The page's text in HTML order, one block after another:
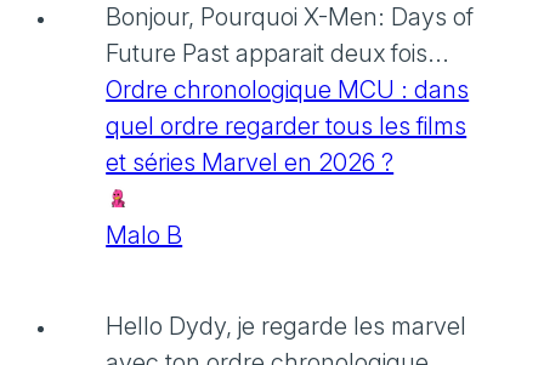
Bonjour, Pourquoi X-Men: Days of
Future Past apparait deux fois...
Ordre chronologique MCU : dans
quel ordre regarder tous les films
et séries Marvel en 2026 ?
Malo B
Hello Dydy, je regarde les marvel